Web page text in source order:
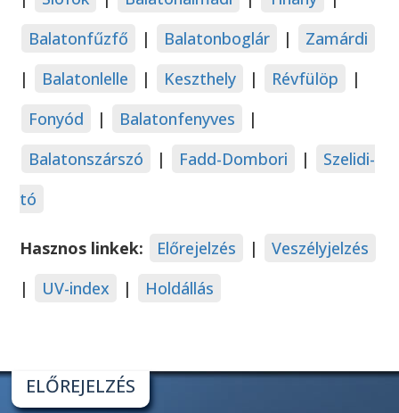
Balatonfűzfő
| Balatonboglár |
Zamárdi
|
Balatonlelle | Keszthely | Révfülöp
|
Fonyód
| Balatonfenyves
|
Balatonszárszó
| Fadd-Dombori |
Szelidi-
tó
Hasznos linkek: Előrejelzés |
Veszélyjelzés
|
UV-index | Holdállás
ELŐREJELZÉS